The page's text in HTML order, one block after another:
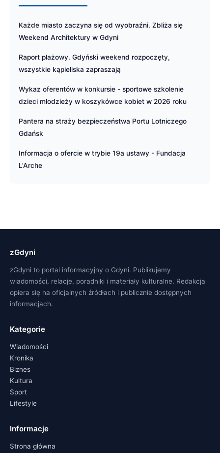
Każde miasto zaczyna się od wyobraźni. Zbliża się
Weekend Architektury w Gdyni
Raport plażowy. Gdyński weekend rozpoczęty,
wszystkie kąpieliska zapraszają
Wykaz oferentów w konkursie - sportowe szkolenie
dzieci młodzieży w koszykówce kobiet w 2026 roku
Pantera na straży bezpieczeństwa Portu Lotniczego
Gdańsk
Informacja o ofercie w trybie 19a ustawy - Fundacja
L'Arche
zGdyni
zGdyni to portal informacyjny o Gdyni. Publikujemy
wiadomości, relacje, poradniki i materiały kulturalne. Redakcja
opiera się na oficjalnych źródłach i publicznie dostępnych
informacjach.
Kategorie
Wiadomości
Kronika
Biznes
Kultura
Sport
Lifestyle
Informacje
Strona główna